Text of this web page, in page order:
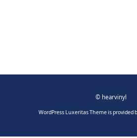
© hearvinyl
WordPress Luxeritas Theme is provided